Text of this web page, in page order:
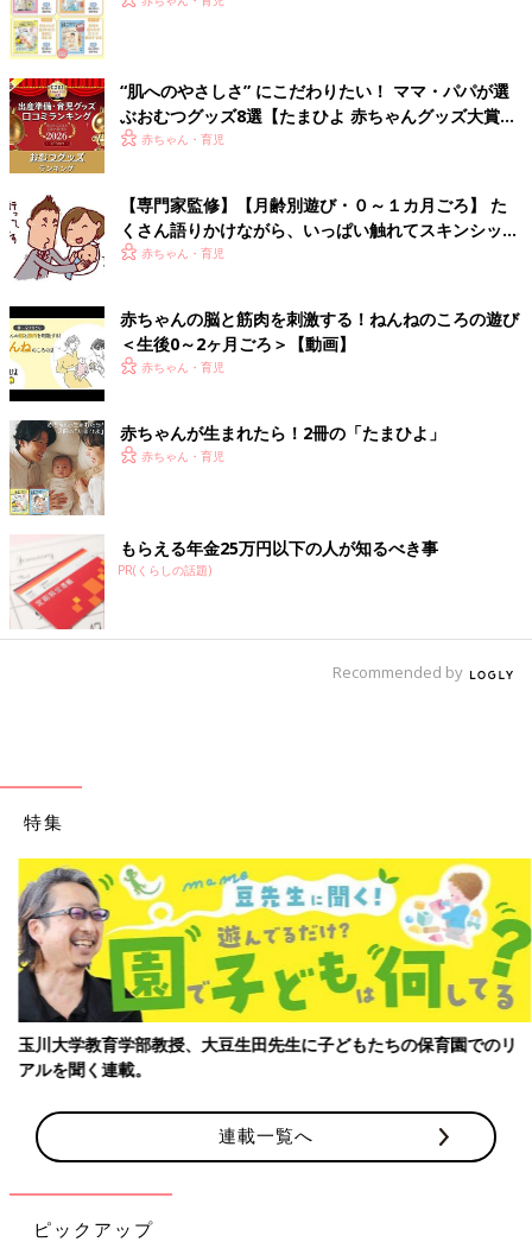
“肌へのやさしさ” にこだわりたい！ ママ・パパが選
ぶおむつグッズ8選【たまひよ 赤ちゃんグッズ大賞
2026】
赤ちゃん・育児
【専門家監修】【月齢別遊び・０～１カ月ごろ】 た
くさん語りかけながら、いっぱい触れてスキンシップ
遊びを
赤ちゃん・育児
赤ちゃんの脳と筋肉を刺激する！ねんねのころの遊び
＜生後0～2ヶ月ごろ＞【動画】
赤ちゃん・育児
赤ちゃんが生まれたら！2冊の「たまひよ」
赤ちゃん・育児
もらえる年金25万円以下の人が知るべき事
PR(くらしの話題)
Recommended by
特集
玉川大学教育学部教授、大豆生田先生に子どもたちの保育園でのリ
アルを聞く連載。
連載一覧へ
ピックアップ